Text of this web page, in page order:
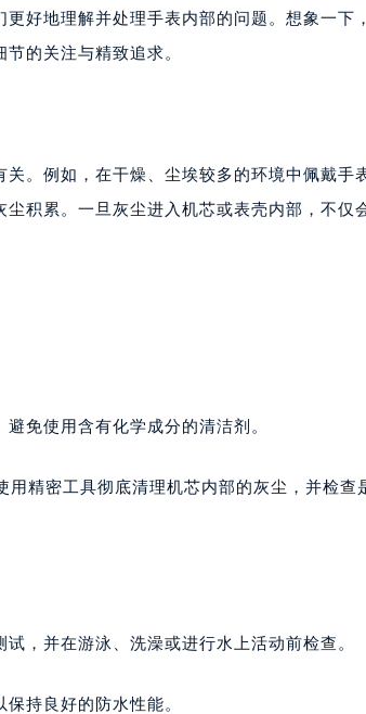
好地理解并处理手表内部的问题。想象一下
的关注与精致追求。
。例如，在干燥、尘埃较多的环境中佩戴手
积累。一旦灰尘进入机芯或表壳内部，不仅
免使用含有化学成分的清洁剂。
精密工具彻底清理机芯内部的灰尘，并检查
，并在游泳、洗澡或进行水上活动前检查。
持良好的防水性能。